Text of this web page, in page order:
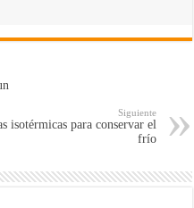
Siguiente
isotérmicas para conservar el
frío